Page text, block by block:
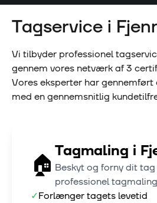
Tagservice i
Vi tilbyder professionel
gennem vores netværk af3
Vores eksperter har gennemført
med en gennemsnitlig
🏠 Tagmaling i
Beskyt og forny dit
professionel tagmaling
✓Forlænger tagets levetid